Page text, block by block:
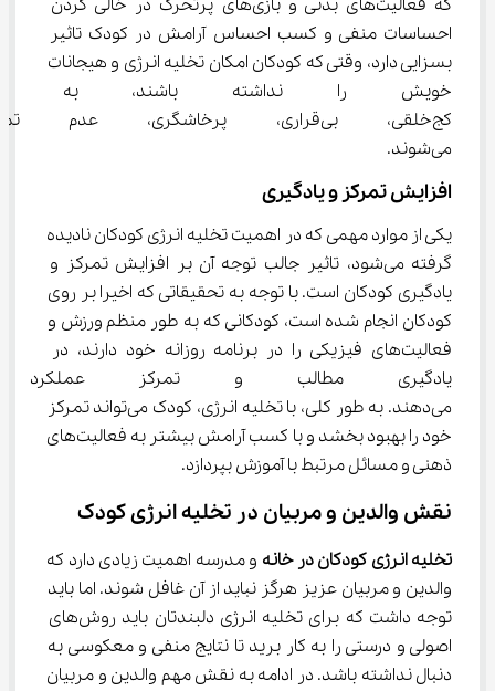
که فعالیت‌های بدنی و بازی‌های پرتحرک در خالی کردن
احساسات منفی و کسب احساس آرامش در کودک تاثیر
بسزایی دارد، وقتی که کودکان امکان تخلیه انرژی و هیجانات
خویش را نداشته باشند، به
کج‌خلقی، بی‌قراری،
می‌شوند.
افزایش تمرکز و یادگیری
یکی از موارد مهمی که در اهمیت تخلیه انرژی کودکان نادیده
گرفته می‌شود، تاثیر جالب توجه آن بر افزایش تمرکز و
یادگیری کودکان است. با توجه به تحقیقاتی که اخیرا بر روی
کودکان انجام شده است، کودکانی که به طور منظم ورزش و
فعالیت‌های فیزیکی را در برنامه روزانه خود دارند، در
یادگیری مطالب و تمرکز
می‌دهند. به طور کلی، با تخلیه انرژی، کودک می‌تواند تمرکز
خود را بهبود بخشد و با کسب آرامش بیشتر به فعالیت‌های
ذهنی و مسائل مرتبط با آموزش بپردازد.
نقش والدین و مربیان در تخلیه انرژی کودک
تخلیه انرژی کودکان در خانه و مدرسه اهمیت زیادی دارد که
والدین و مربیان عزیز هرگز نباید از آن غافل شوند. اما باید
توجه داشت که برای تخلیه انرژی دلبندتان باید روش‌های
اصولی و درستی را به کار برید تا نتایج منفی و معکوسی به
دنبال نداشته باشد. در ادامه به نقش مهم والدین و مربیان